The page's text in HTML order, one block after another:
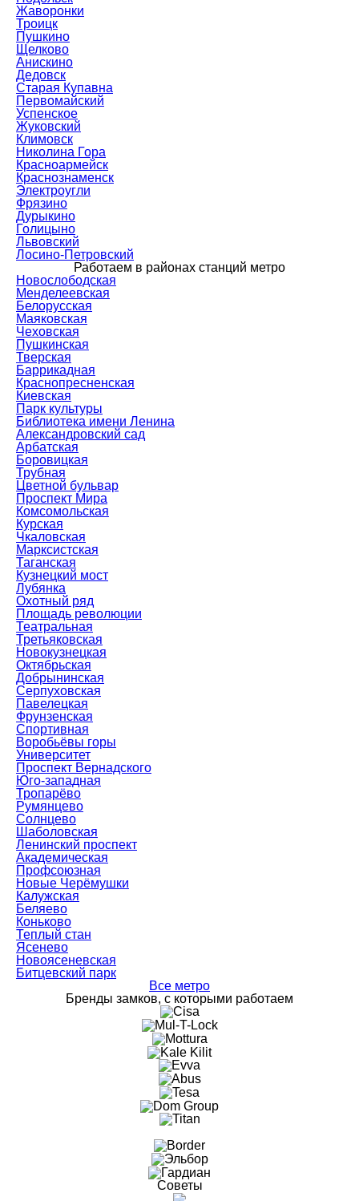
Жаворонки
Троицк
Пушкино
Щелково
Анискино
Дедовск
Старая Купавна
Первомайский
Успенское
Жуковский
Климовск
Николина Гора
Красноармейск
Краснознаменск
Электроугли
Фрязино
Дурыкино
Голицыно
Львовский
Лосино-Петровский
Работаем в районах станций метро
Новослободская
Менделеевская
Белорусская
Маяковская
Чеховская
Пушкинская
Тверская
Баррикадная
Краснопресненская
Киевская
Парк культуры
Библиотека имени Ленина
Александровский сад
Арбатская
Боровицкая
Трубная
Цветной бульвар
Проспект Мира
Комсомольская
Курская
Чкаловская
Марксистская
Таганская
Кузнецкий мост
Лубянка
Охотный ряд
Площадь революции
Театральная
Третьяковская
Новокузнецкая
Октябрьская
Добрынинская
Серпуховская
Павелецкая
Фрунзенская
Спортивная
Воробьёвы горы
Университет
Проспект Вернадского
Юго-западная
Тропарёво
Румянцево
Солнцево
Шаболовская
Ленинский проспект
Академическая
Профсоюзная
Новые Черёмушки
Калужская
Беляево
Коньково
Теплый стан
Ясенево
Новоясеневская
Битцевский парк
Все метро
Бренды замков, с которыми работаем
Советы